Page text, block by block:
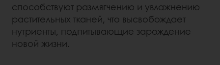
способствуют размягчению и увлажнению
растительных тканей, что высвобождает
нутриенты, подпитывающие зарождение
новой жизни.